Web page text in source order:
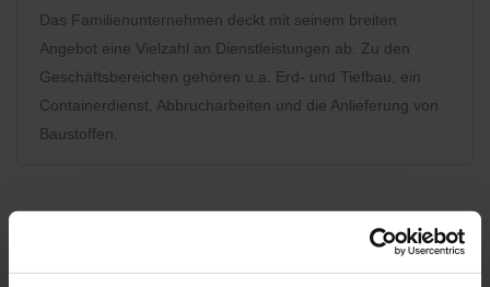
Das Familienunternehmen deckt mit seinem breiten
Angebot eine Vielzahl an Dienstleistungen ab. Zu den
Geschäftsbereichen gehören u.a. Erd- und Tiefbau, ein
Containerdienst, Abbrucharbeiten und die Anlieferung von
Baustoffen.